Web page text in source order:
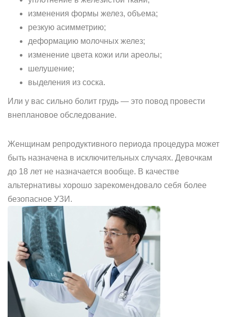
изменения формы желез, объема;
резкую асимметрию;
деформацию молочных желез;
изменение цвета кожи или ареолы;
шелушение;
выделения из соска.
Или у вас сильно болит грудь — это повод провести
внеплановое обследование.
Женщинам репродуктивного периода процедура может
быть назначена в исключительных случаях. Девочкам
до 18 лет не назначается вообще. В качестве
альтернативы хорошо зарекомендовало себя более
безопасное УЗИ.